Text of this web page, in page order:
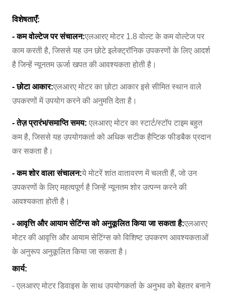
विशेषताएँ:
- कम वोल्टेज पर संचालन:एलआरए मोटर 1.8 वोल्ट के कम वोल्टेज पर
काम करती है, जिससे यह उन छोटे इलेक्ट्रॉनिक उपकरणों के लिए आदर्श
है जिन्हें न्यूनतम ऊर्जा खपत की आवश्यकता होती है।
- छोटा आकार:एलआरए मोटर का छोटा आकार इसे सीमित स्थान वाले
उपकरणों में उपयोग करने की अनुमति देता है।
- तेज़ प्रारंभ/समाप्ति समय: एलआरए मोटर का स्टार्ट/स्टॉप टाइम बहुत
कम है, जिससे यह उपयोगकर्ता को अधिक सटीक हैप्टिक फीडबैक प्रदान
कर सकता है।
- कम शोर वाला संचालन:ये मोटरें शांत वातावरण में चलती हैं, जो उन
उपकरणों के लिए महत्वपूर्ण है जिन्हें न्यूनतम शोर उत्पन्न करने की
आवश्यकता होती है।
- आवृत्ति और आयाम सेटिंग्स को अनुकूलित किया जा सकता है:एलआरए
मोटर की आवृत्ति और आयाम सेटिंग्स को विशिष्ट उपकरण आवश्यकताओं
के अनुरूप अनुकूलित किया जा सकता है।
कार्य:
- एलआरए मोटर डिवाइस के साथ उपयोगकर्ता के अनुभव को बेहतर बनाने